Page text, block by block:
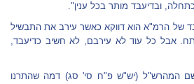
ובדיעבד מותר בכל ענין".
של הרמ"א הוא דווקא כאשר עירב את התבשיל
אבל כל עוד לא עירבם, לא חשיב כדיעבד,
המהרש"ל (יש"ש פ"ח סי' סג) דמה שהתרנו